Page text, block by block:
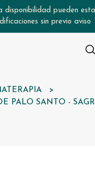
disponibilidad pueden
sin previo aviso
PALO SANTO -